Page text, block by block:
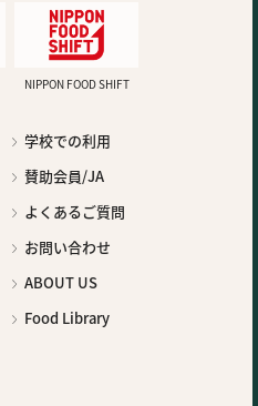
NIPPON FOOD SHIFT
学校での利用
賛助会員/JA
よくあるご質問
お問い合わせ
ABOUT US
Food Library